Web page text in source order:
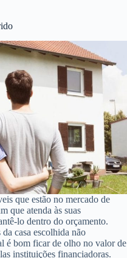
que estão no mercado de
que atenda às suas
lo dentro do orçamento.
casa escolhida não
é bom ficar de olho no valor de
instituições financiadoras.